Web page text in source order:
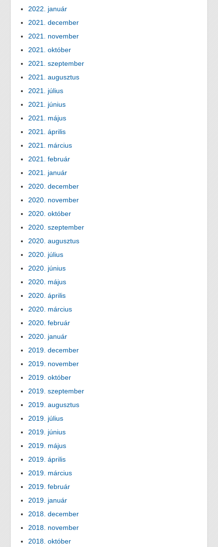
2022. január
2021. december
2021. november
2021. október
2021. szeptember
2021. augusztus
2021. július
2021. június
2021. május
2021. április
2021. március
2021. február
2021. január
2020. december
2020. november
2020. október
2020. szeptember
2020. augusztus
2020. július
2020. június
2020. május
2020. április
2020. március
2020. február
2020. január
2019. december
2019. november
2019. október
2019. szeptember
2019. augusztus
2019. július
2019. június
2019. május
2019. április
2019. március
2019. február
2019. január
2018. december
2018. november
2018. október